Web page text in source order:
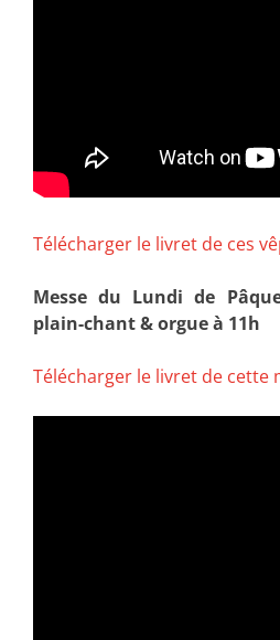
Télécharger le livret de ces
Messe du Lundi de
plain-chant & orgue à 11h
Télécharger le livret de cette